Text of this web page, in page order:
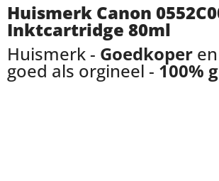
Huismerk Canon
Inktcartridge 80ml
Huismerk - Goedkoper
goed als orgineel - 100%